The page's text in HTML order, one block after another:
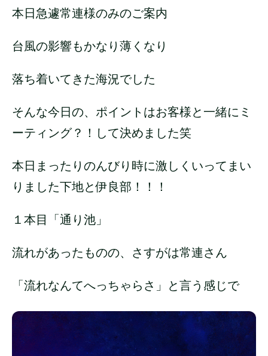
本日急遽常連様のみのご案内
台風の影響もかなり薄くなり
落ち着いてきた海況でした
そんな今日の、ポイントはお客様と一緒にミ
ーティング？！して決めました笑
本日まったりのんびり時に激しくいってまい
りました下地と伊良部！！！
１本目「通り池」
流れがあったものの、さすがは常連さん
「流れなんてへっちゃらさ」と言う感じで